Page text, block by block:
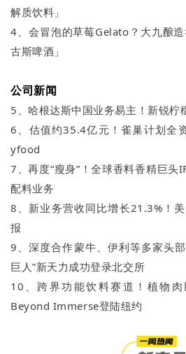
解质饮料」
4、会冒泡的草莓Gelato？大九酿
古斯啤酒」
公司新闻
5、哈根达斯中国业务易主！新锐柠
6、估值约35.4亿元！雀巢计划全
yfood
7、再度“瘦身”！全球香料香精巨头
配料业务
8、新业务营收同比增长21.3%！
报
9、深度合作蒙牛、伊利等多家头
巨人”新天力成功登录北交所
10、跨界功能饮料赛道！植物
Beyond Immerse登陆纽约